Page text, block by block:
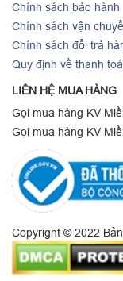
Chính sách bảo hành
Chính sách vận
Chính sách đổi trả
Quy định về thanh
LIÊN HỆ MUA HÀNG
Gọi mua hàng KV
Gọi mua hàng KV
Copyright © 2022